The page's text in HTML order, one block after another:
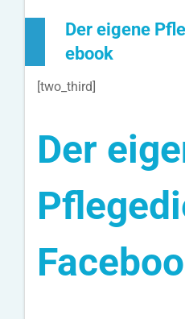
Der eigene
ebook
[two_third]
Der